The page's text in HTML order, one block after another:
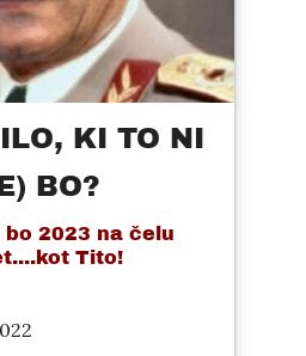
KI TO NI
BO?
2023 na čelu
Tito!